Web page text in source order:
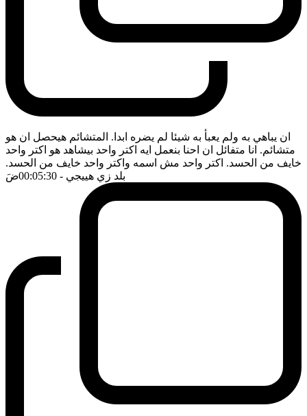
ان يباهي به ولم يعبأ به شيئا لم يضره ابدا. المتشائم هيحصل ان هو
متشائم. انا متفائل ان احنا بنعمل ايه اكتر واحد بيشاهد هو اكتر واحد
خايف من الحسد. اكتر واحد مش اسمه واكتر واحد خايف من الحسد.
بلد زي هييجي - 00:05:30 ضَ